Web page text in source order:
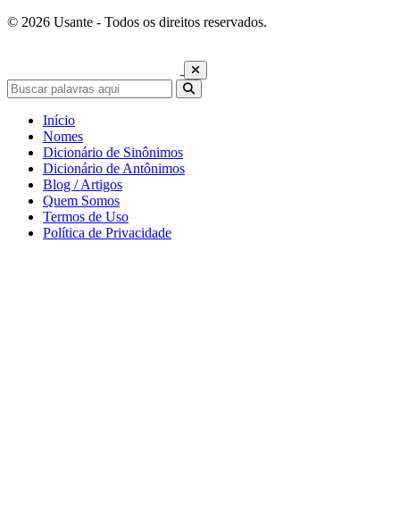
© 2026 Usante - Todos os direitos reservados.
Início
Nomes
Dicionário de Sinônimos
Dicionário de Antônimos
Blog / Artigos
Quem Somos
Termos de Uso
Política de Privacidade